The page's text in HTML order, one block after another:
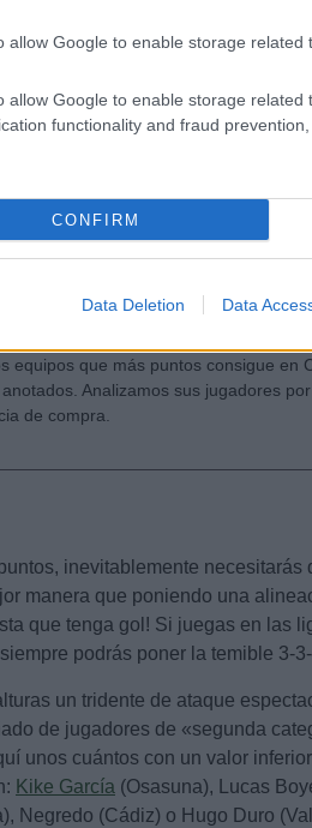
allow Google to enable storage related
allow Google to enable storage related
functionality and fraud
CONFIRM
Data Deletion Data
Traoré, Aubameyang, Lo Celso
dar muchos puntos.
puedes hacer ofertas a tus
pueden salirse en el tramo final
tirar de tu habilidad
a quién vender?
disputadas está en el octavo
equipos que más puntos consigue en
Analizamos sus jugadores
de compra.
inevitablemente necesitarás
manera que poniendo una
que tenga gol! Si juegas en las
podrás poner la temible 3-
un tridente de ataque
de jugadores de «segunda
unos cuántos con un valor
Kike García (Osasuna), Lucas
Negredo (Cádiz) o Hugo Duro